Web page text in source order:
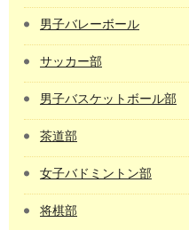
男子バレーボール
サッカー部
男子バスケットボール部
茶道部
女子バドミントン部
将棋部